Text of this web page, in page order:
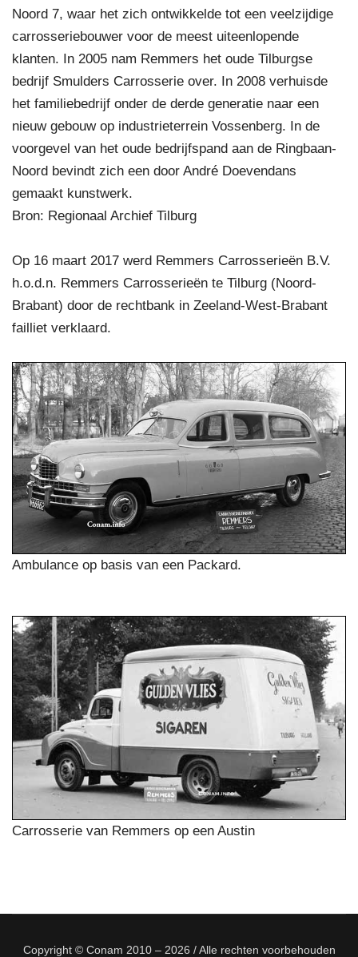
Noord 7, waar het zich ontwikkelde tot een veelzijdige
carrosseriebouwer voor de meest uiteenlopende
klanten. In 2005 nam Remmers het oude Tilburgse
bedrijf Smulders Carrosserie over. In 2008 verhuisde
het familiebedrijf onder de derde generatie naar een
nieuw gebouw op industrieterrein Vossenberg. In de
voorgevel van het oude bedrijfspand aan de Ringbaan-
Noord bevindt zich een door André Doevendans
gemaakt kunstwerk.
Bron: Regionaal Archief Tilburg
Op 16 maart 2017 werd Remmers Carrosserieën B.V.
h.o.d.n. Remmers Carrosserieën te Tilburg (Noord-
Brabant) door de rechtbank in Zeeland-West-Brabant
failliet verklaard.
Ambulance op basis van een Packard.
Carrosserie van Remmers op een Austin
Copyright © Conam 2010 – 2026 / Alle rechten voorbehouden